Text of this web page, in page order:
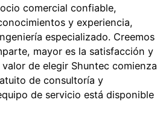
comercial confiable,
y experiencia,
especializado. Creemos
mayor es la satisfacción y
de elegir Shuntec comienza
de consultoría y
de servicio está disponible